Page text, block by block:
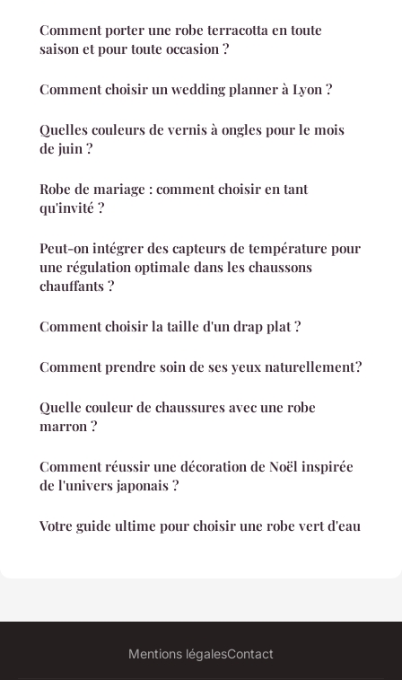
Comment porter une robe terracotta en toute
saison et pour toute occasion ?
Comment choisir un wedding planner à Lyon ?
Quelles couleurs de vernis à ongles pour le mois
de juin ?
Robe de mariage : comment choisir en tant
qu'invité ?
Peut-on intégrer des capteurs de température pour
une régulation optimale dans les chaussons
chauffants ?
Comment choisir la taille d'un drap plat ?
Comment prendre soin de ses yeux naturellement ?
Quelle couleur de chaussures avec une robe
marron ?
Comment réussir une décoration de Noël inspirée
de l'univers japonais ?
Votre guide ultime pour choisir une robe vert d'eau
Mentions légalesContact